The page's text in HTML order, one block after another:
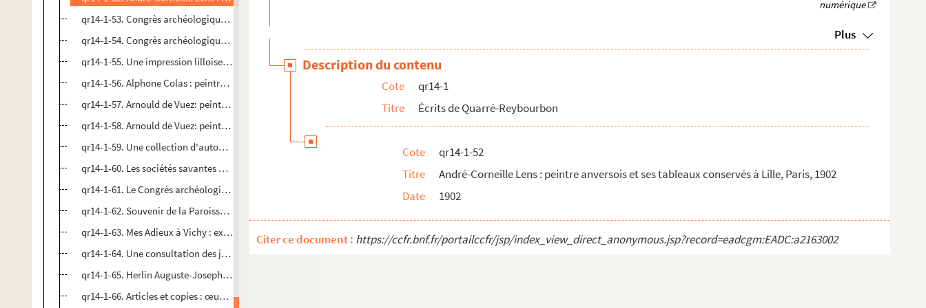
qr14-1-53. Congrès archéologique de Troyes et Provins (24 juin au 2 juillet 1902), Lille, 1903
qr14-1-54. Congrès archéologique de Poitiers (16 au 23 juin 1903), Lille, 1903
qr14-1-55. Une impression lilloise à gravures sur bois, Lille, 1903
qr14-1-56. Alphone Colas : peintre d'histoire (1818-1887), Paris, 1904
qr14-1-57. Arnould de Vuez: peintre lillois (1644-1720), Lille, 1904
qr14-1-58. Arnould de Vuez: peintre lillois (1644-1720), Lille, 1904
qr14-1-59. Une collection d'autographes de M. Banquemare, gouverneur de Bergues (1695-1696), Bailleul, 1904
qr14-1-60. Les sociétés savantes de la région du Nord et leurs travaux historiques, Arras, 1905
qr14-1-61. Le Congrés archéologique du Puy (21 au 28 juin 1904), Lille, 1905
qr14-1-62. Souvenir de la Paroisse Saint-Etienne de Lille (1698), Lille, 1906
qr14-1-63. Mes Adieux à Vichy : excussion à Effiat et Aigueperse, Lille, 1906
qr14-1-64. Une consultation des jurisconsultes du château de Mons, Mons, 1906
qr14-1-65. Herlin Auguste-Joseph: artiste peintre (1815-1900), Paris, 1906
qr14-1-66. Articles et copies : œuvres diverses, s.l., s.d.
Plus
Description du contenu
Cote
qr14-1
Titre
Écrits de Quarré-Reybourbon
Cote
qr14-1-52
Titre
André-Corneille Lens : peintre anversois et ses tableaux conservés à Lille, Paris, 1902
Date
1902
Citer ce document : https://ccfr.bnf.fr/portailccfr/jsp/index_view_direct_anonymous.jsp?record=eadcgm:EADC:a2163002